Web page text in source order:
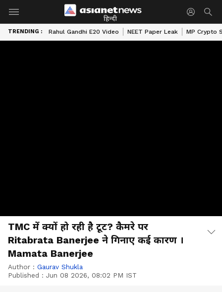
हिन्दी
TRENDING : Rahul Gandhi E20 Video NEET Paper Leak MP Crypto
TMC में क्यों हो रही है टूट? कैमरे पर
Ritabrata Banerjee ने गिनाए कई कारण ।
Mamata Banerjee
Author : Gaurav Shukla
Published : Jun 08 2026, 08:02 PM IST